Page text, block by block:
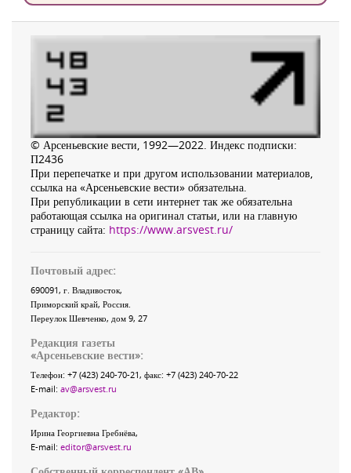
© Арсеньевские вести, 1992—2022. Индекс подписки:
П2436
При перепечатке и при другом использовании материалов,
ссылка на «Арсеньевские вести» обязательна.
При републикации в сети интернет так же обязательна
работающая ссылка на оригинал статьи, или на главную
страницу сайта: https://www.arsvest.ru/
Почтовый адрес:
690091, г. Владивосток,
Приморский край, Россия
Переулок Шевченко, дом 9, 27
Редакция газеты
«Арсеньевские вести»:
Телефон: +7 (423) 240-70-21, факс: +7 (423) 240-70-22
E-mail: av@arsvest.ru
Редактор:
Ирина Георгиевна Гребнёва,
E-mail: editor@arsvest.ru